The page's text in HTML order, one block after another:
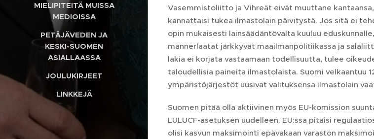
MIELIPITEITÄ MUISSA
MEDIOISSA
PETÄJÄVEDEN JA
KESKI-SUOMEN
ASIALLAASSA
JOULUKIRJEET
LINKKEJÄ
Vasemmistoliitto ja Vihreät eivät muuttane
kannattaisi tukea ilmastolain päivitystä. Jos sitä ei
opin mukaisesti lainsäädäntövalta kuuluu
mannerlaatat järkkyvät maailmanpolitiikassa ja
lakia ei korjata vastaamaan todellisuutta, tulee
taloudellisia paineita ilmastolaista. Suomi velkaantuu
ympäristöjärjestöt uusivat valituksensa ilmastolain
Suomen pitää olla aktiivinen myös EU-komission
LULUCF-asetuksen uudelleen. EU:ssa pitäisi
olisi kasvun maksimointi epävakaan varaston